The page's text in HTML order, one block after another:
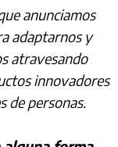
anunciamos
adaptarnos y
atravesando
innovadores
de personas.